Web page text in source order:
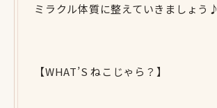
ミラクル体質に整えていきましょう♪
【WHAT’S ねこじゃら？】